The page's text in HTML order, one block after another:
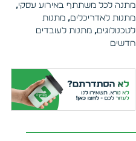
מתנה לכל משתתף באירוע עסקי,
מתנות לאדריכלים, מתנות
לטכנולוגים, מתנות לעובדים
חדשים